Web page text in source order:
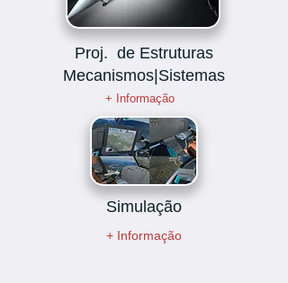
Proj. de Estruturas
Mecanismos|Sistemas
+ Informação
Simulação
+ Informação